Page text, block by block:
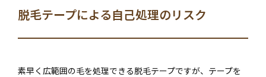
脱毛テープによる自己処理のリスク
素早く広範囲の毛を処理できる脱毛テープですが、テープを